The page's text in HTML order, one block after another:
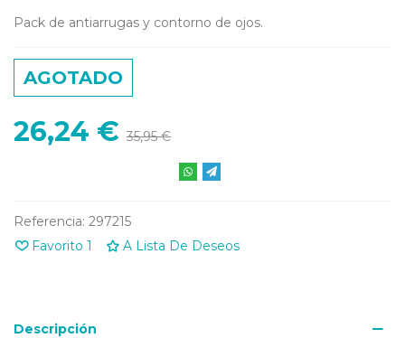
Pack de antiarrugas y contorno de ojos.
AGOTADO
26,24 € 35,95 €
Referencia: 297215
Favorito 1 A Lista De Deseos
Descripción